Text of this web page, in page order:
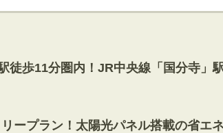
徒歩11分圏内！JR中央線「国分寺」
ープラン！太陽光パネル搭載の省エ